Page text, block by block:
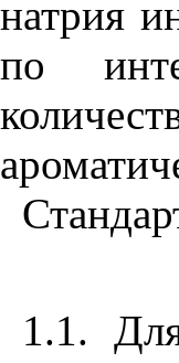
натрия
по
1.1.